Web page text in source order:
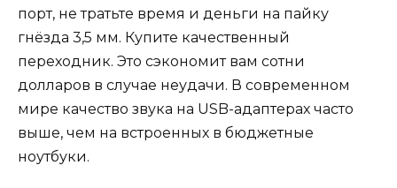
порт, не тратьте время и деньги на пайку
гнёзда 3,5 мм. Купите качественный
переходник. Это сэкономит вам сотни
долларов в случае неудачи. В современном
мире качество звука на USB-адаптерах часто
выше, чем на встроенных в бюджетные
ноутбуки.